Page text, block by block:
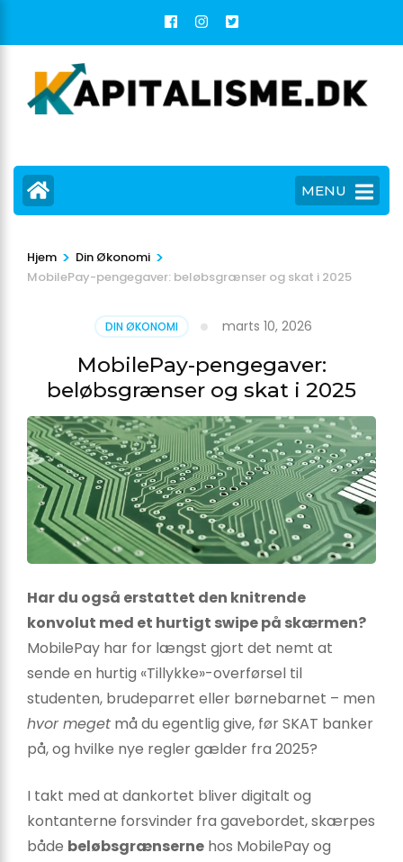
(Press
Enter)
MENU
Hjem > Din Økonomi >
MobilePay-pengegaver: beløbsgrænser og skat i 2025
DIN ØKONOMI marts 10, 2026
MobilePay-pengegaver:
beløbsgrænser og skat i 2025
Har du også erstattet den knitrende
konvolut med et hurtigt swipe på skærmen?
MobilePay har for længst gjort det nemt at
sende en hurtig «Tillykke»-overførsel til
studenten, brudeparret eller børnebarnet – men
hvor meget må du egentlig give, før SKAT banker
på, og hvilke nye regler gælder fra 2025?
I takt med at dankortet bliver digitalt og
kontanterne forsvinder fra gavebordet, skærpes
både beløbsgrænserne hos MobilePay og